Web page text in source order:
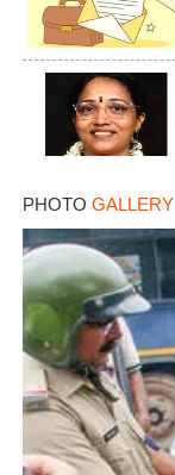
PHOTO GALLERY